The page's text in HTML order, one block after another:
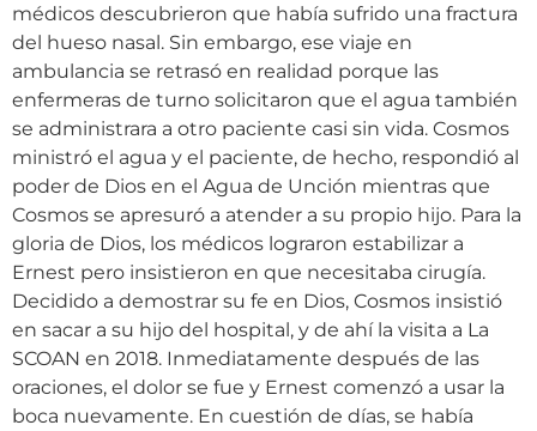
médicos descubrieron que había sufrido una fractura
del hueso nasal. Sin embargo, ese viaje en
ambulancia se retrasó en realidad porque las
enfermeras de turno solicitaron que el agua también
se administrara a otro paciente casi sin vida. Cosmos
ministró el agua y el paciente, de hecho, respondió al
poder de Dios en el Agua de Unción mientras que
Cosmos se apresuró a atender a su propio hijo. Para la
gloria de Dios, los médicos lograron estabilizar a
Ernest pero insistieron en que necesitaba cirugía.
Decidido a demostrar su fe en Dios, Cosmos insistió
en sacar a su hijo del hospital, y de ahí la visita a La
SCOAN en 2018. Inmediatamente después de las
oraciones, el dolor se fue y Ernest comenzó a usar la
boca nuevamente. En cuestión de días, se había